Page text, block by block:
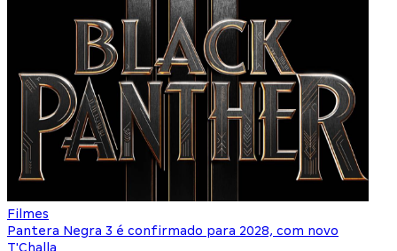
Filmes
Pantera Negra 3 é confirmado para 2028, com novo
T'Challa